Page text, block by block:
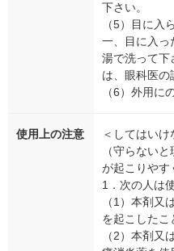
下さい。
（5）目に入
一、目に入っ
湯で洗って下
は、眼科医の
（6）外用に
使用上の注意
＜してはいけ
（守らない
が起こりやす
1．次の人は
（1）本剤又
を起こしたこ
（2）本剤又